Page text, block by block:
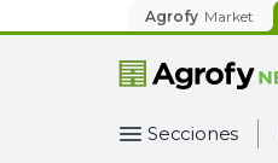
Agrofy Market
Secciones